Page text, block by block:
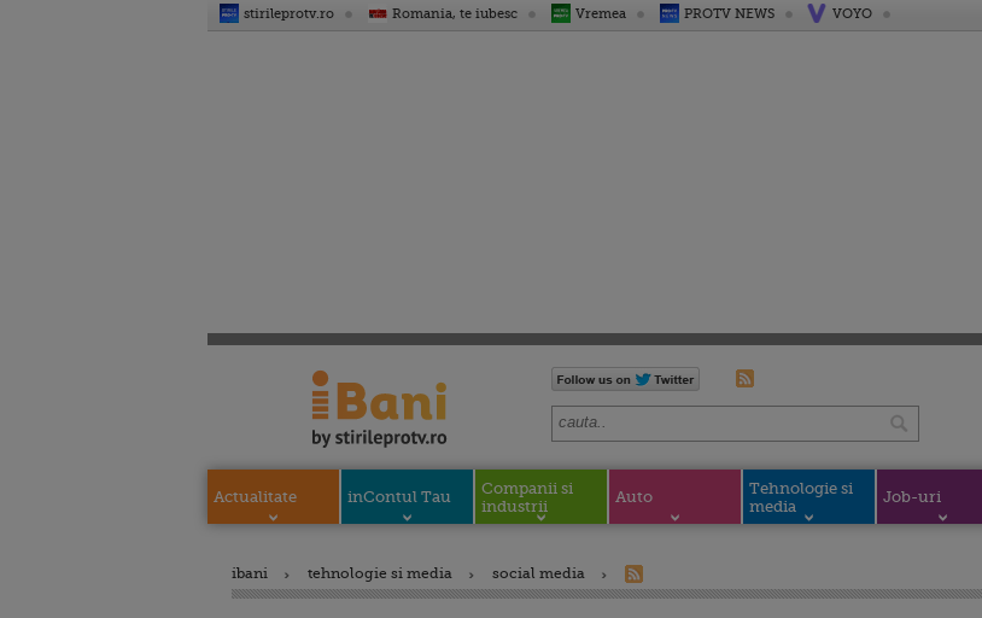
stirileprotv.ro Romania, te iubesc Vremea PROTV NEWS VOYO
Actualitate inContul Tau
Companii si
industrii
Auto
Tehnologie si
media
Job-uri
ibani tehnologie si media social media